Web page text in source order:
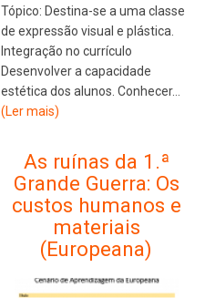
Tópico: Destina-se a uma classe
de expressão visual e plástica.
Integração no currículo
Desenvolver a capacidade
estética dos alunos. Conhecer…
(Ler mais)
As ruínas da 1.ª
Grande Guerra: Os
custos humanos e
materiais
(Europeana)